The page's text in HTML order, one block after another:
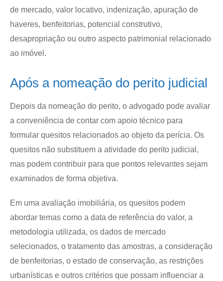
de mercado, valor locativo, indenização, apuração de
haveres, benfeitorias, potencial construtivo,
desapropriação ou outro aspecto patrimonial relacionado
ao imóvel.
Após a nomeação do perito judicial
Depois da nomeação do perito, o advogado pode avaliar
a conveniência de contar com apoio técnico para
formular quesitos relacionados ao objeto da perícia. Os
quesitos não substituem a atividade do perito judicial,
mas podem contribuir para que pontos relevantes sejam
examinados de forma objetiva.
Em uma avaliação imobiliária, os quesitos podem
abordar temas como a data de referência do valor, a
metodologia utilizada, os dados de mercado
selecionados, o tratamento das amostras, a consideração
de benfeitorias, o estado de conservação, as restrições
urbanísticas e outros critérios que possam influenciar a